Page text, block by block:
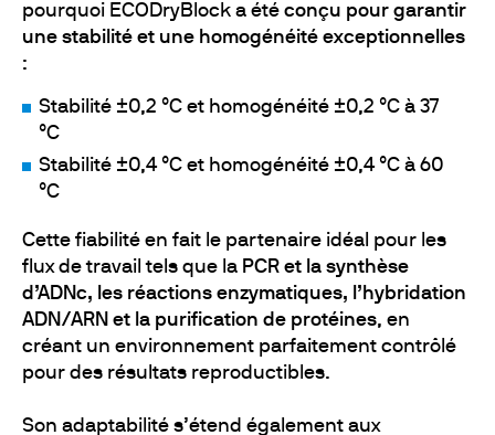
pourquoi ECODryBlock a été conçu pour garantir
une stabilité et une homogénéité exceptionnelles
:
Stabilité ±0,2 °C et homogénéité ±0,2 °C à 37
°C
Stabilité ±0,4 °C et homogénéité ±0,4 °C à 60
°C
Cette fiabilité en fait le partenaire idéal pour les
flux de travail tels que la PCR et la synthèse
d’ADNc, les réactions enzymatiques, l’hybridation
ADN/ARN et la purification de protéines, en
créant un environnement parfaitement contrôlé
pour des résultats reproductibles.
Son adaptabilité s’étend également aux